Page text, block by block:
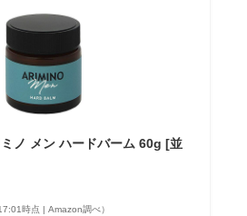
ミノ メン ハードバーム 60g [並
時点 | Amazon調べ）